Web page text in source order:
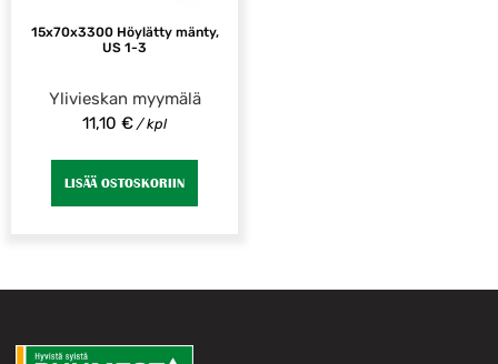
15x70x3300 Höylätty mänty,
US 1-3
Ylivieskan myymälä
11,10 € / kpl
LISÄÄ OSTOSKORIIN